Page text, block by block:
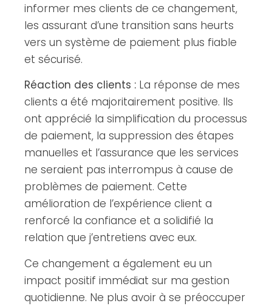
informer mes clients de ce changement,
les assurant d’une transition sans heurts
vers un système de paiement plus fiable
et sécurisé.
Réaction des clients : La réponse de mes
clients a été majoritairement positive. Ils
ont apprécié la simplification du processus
de paiement, la suppression des étapes
manuelles et l’assurance que les services
ne seraient pas interrompus à cause de
problèmes de paiement. Cette
amélioration de l’expérience client a
renforcé la confiance et a solidifié la
relation que j’entretiens avec eux.
Ce changement a également eu un
impact positif immédiat sur ma gestion
quotidienne. Ne plus avoir à se préoccuper